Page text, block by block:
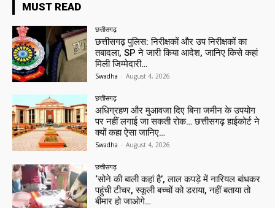
MUST READ
छत्तीसगढ़
छत्तीसगढ़ पुलिस: निरीक्षकों और उप निरीक्षकों का
तबादला, SP ने जारी किया आदेश, जानिए किसे कहां
मिली जिम्मेदारी…
Swadha - August 4, 2026
छत्तीसगढ़
अधिग्रहण और मुआवजा दिए बिना जमीन के उपयोग
पर नहीं लगाई जा सकती रोक… छत्तीसगढ़ हाईकोर्ट ने
क्यों कहा ऐसा जानिए…
Swadha - August 4, 2026
छत्तीसगढ़
‘सोने की बाली कहां है’, लाल कपड़े में नारियल बांधकर
पहुंची टीचर, स्कूली बच्चों को डराया, नहीं बताया तो
बीमार हो जाओगे…